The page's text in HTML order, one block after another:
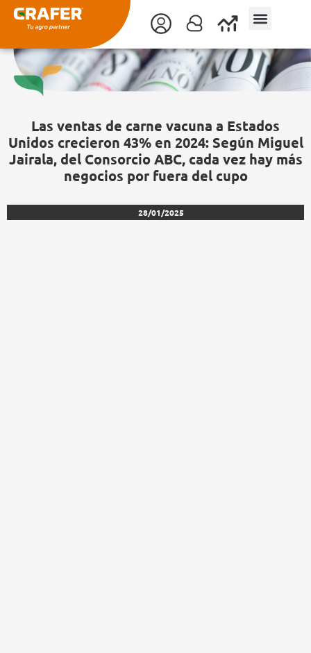
contenido
Las ventas de carne vacuna a Estados
Unidos crecieron 43% en 2024: Según Miguel
Jairala, del Consorcio ABC, cada vez hay más
negocios por fuera del cupo
28/01/2025